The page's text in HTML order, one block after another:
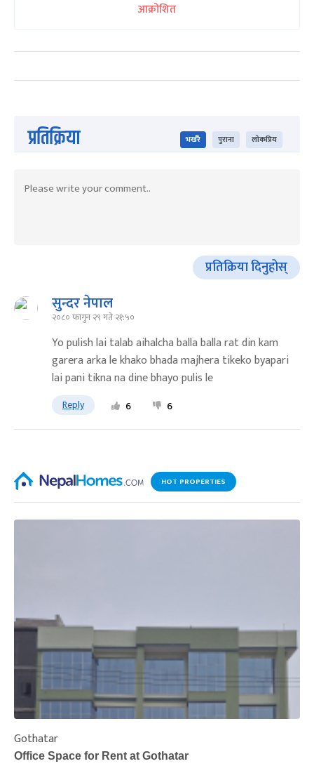
आक्रोशित
प्रतिक्रिया भर्खरै पुराना लोकप्रिय
प्रतिक्रिया दिनुहोस्
सुन्दर नेपाल
२०८० फागुन २९ गते २१:५०
Yo pulish lai talab aihalcha balla balla rat din kam
garera arka le khako bhada majhera tikeko byapari
lai pani tikna na dine bhayo pulis le
Reply 6 6
HOT PROPERTIES
Gothatar
Office Space for Rent at Gothatar